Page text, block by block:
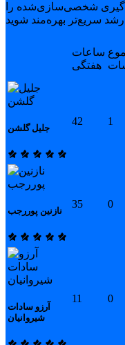
شخصی‌سازی‌شده را
رشد سریع‌تر بهره‌مند شوید
ساعات
هفتگی
جلیل گلشن
42 1
نازنین پوررجب
35 0
آرزو سادات
شیروانیان
11 0